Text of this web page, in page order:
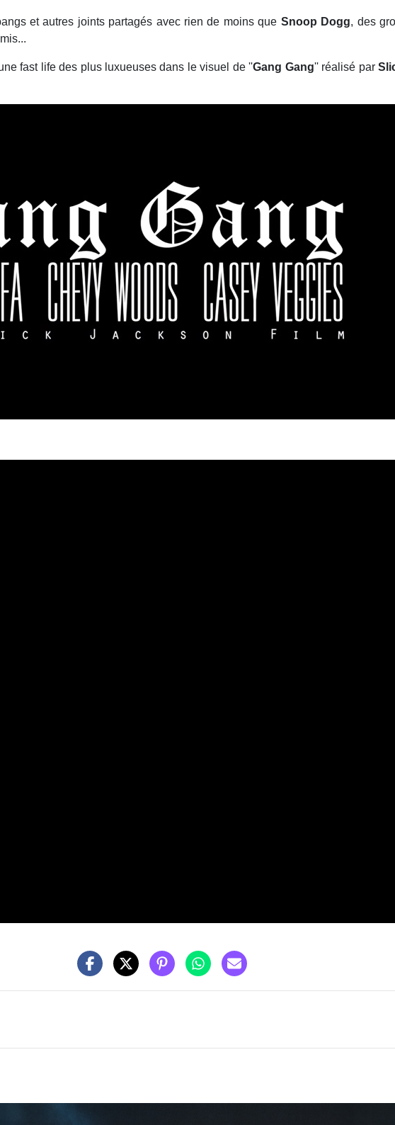
et autres joints partagés avec rien de moins que Snoop Dogg, des
fast life des plus luxueuses dans le visuel de ''Gang Gang'' réalisé par